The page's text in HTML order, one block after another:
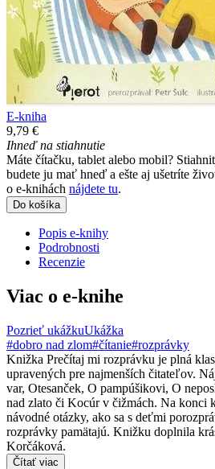
E-kniha
9,79 €
Ihneď na stiahnutie
Máte čítačku, tablet alebo mobil?
budete ju mať hneď a ešte aj ušetríte
o e-knihách nájdete tu.
Do košíka
Popis e-knihy
Podrobnosti
Recenzie
Viac o e-knihe
Pozrieť ukážkuUkážka
#dobro nad zlom#čítanie#rozprávky
Knižka Prečítaj mi rozprávku je plná
upravených pre najmenších čitateľov.
var, Otesanček, O pampúšikovi, O
nad zlato či Kocúr v čižmách. Na konci
návodné otázky, ako sa s deťmi
rozprávky pamätajú. Knižku doplnila
Korčáková.
Čítať viac